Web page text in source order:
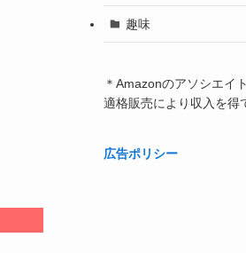
趣味
＊Amazonのアソシエイ
適格販売により収入を得
広告ポリシー